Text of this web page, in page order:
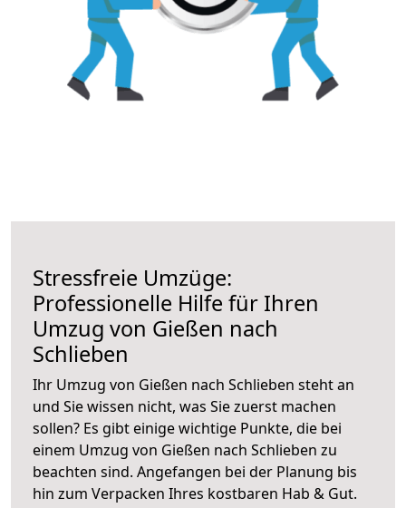
Stressfreie Umzüge:
Professionelle Hilfe für Ihren
Umzug von Gießen nach
Schlieben
Ihr Umzug von Gießen nach Schlieben steht an
und Sie wissen nicht, was Sie zuerst machen
sollen? Es gibt einige wichtige Punkte, die bei
einem Umzug von Gießen nach Schlieben zu
beachten sind. Angefangen bei der Planung bis
hin zum Verpacken Ihres kostbaren Hab & Gut.